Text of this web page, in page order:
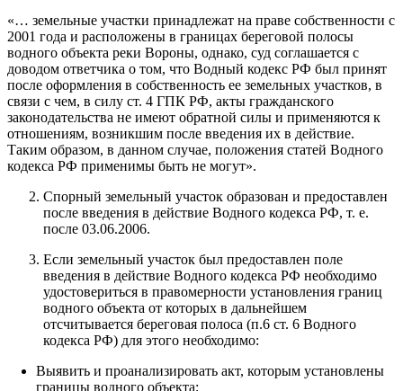
«… земельные участки принадлежат на праве собственности с
2001 года и расположены в границах береговой полосы
водного объекта реки Вороны, однако, суд соглашается с
доводом ответчика о том, что Водный кодекс РФ был принят
после оформления в собственность ее земельных участков, в
связи с чем, в силу ст. 4 ГПК РФ, акты гражданского
законодательства не имеют обратной силы и применяются к
отношениям, возникшим после введения их в действие.
Таким образом, в данном случае, положения статей Водного
кодекса РФ применимы быть не могут».
Спорный земельный участок образован и предоставлен
после введения в действие Водного кодекса РФ, т. е.
после 03.06.2006.
Если земельный участок был предоставлен поле
введения в действие Водного кодекса РФ необходимо
удостовериться в правомерности установления границ
водного объекта от которых в дальнейшем
отсчитывается береговая полоса (п.6 ст. 6 Водного
кодекса РФ) для этого необходимо:
Выявить и проанализировать акт, которым установлены
границы водного объекта;